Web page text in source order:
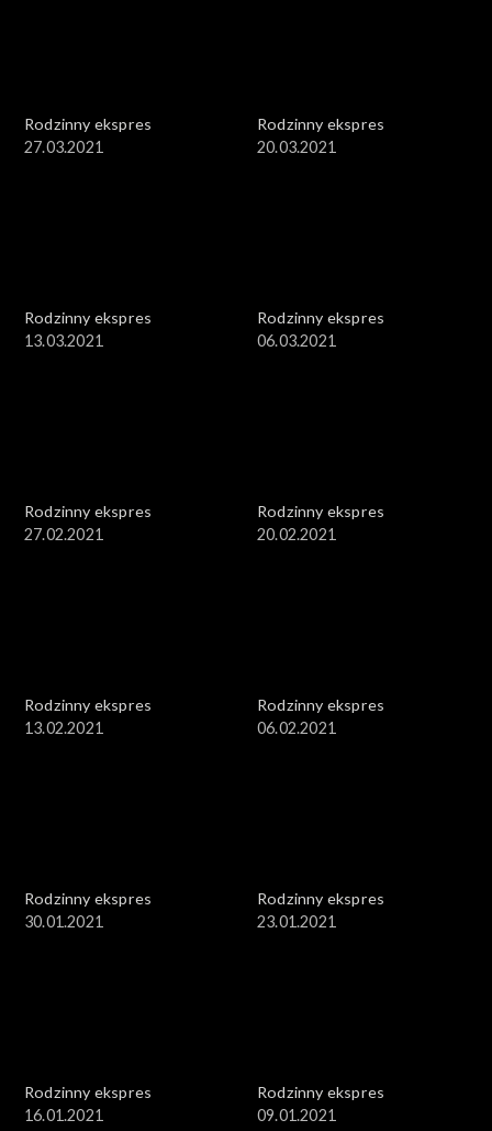
Rodzinny ekspres
27.03.2021
Rodzinny ekspres
20.03.2021
Rodzinny ekspres
13.03.2021
Rodzinny ekspres
06.03.2021
Rodzinny ekspres
27.02.2021
Rodzinny ekspres
20.02.2021
Rodzinny ekspres
13.02.2021
Rodzinny ekspres
06.02.2021
Rodzinny ekspres
30.01.2021
Rodzinny ekspres
23.01.2021
Rodzinny ekspres
16.01.2021
Rodzinny ekspres
09.01.2021